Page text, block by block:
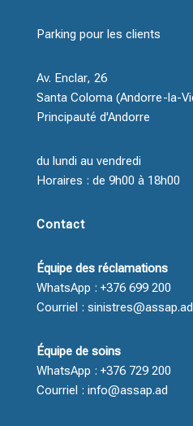
Parking pour les clients
Av. Enclar, 26
Santa Coloma (Andorre-la-
Principauté d'Andorre
du lundi au vendredi
Horaires : de 9h00 à 18h00
Contact
Équipe des réclamations
WhatsApp : +376 699 200
Courriel : sinistres@assap.ad
Équipe de soins
WhatsApp : +376 729 200
Courriel : info@assap.ad